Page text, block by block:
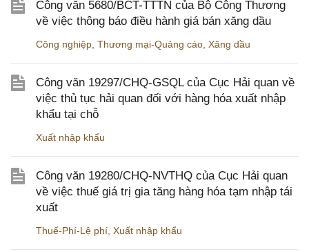
Công văn 5680/BCT-TTTN của Bộ Công Thương
về việc thông báo điều hành giá bán xăng dầu
Công nghiệp Thương mại-Quảng cáo Xăng dầu
Công văn 19297/CHQ-GSQL của Cục Hải quan về
việc thủ tục hải quan đối với hàng hóa xuất nhập
khẩu tại chỗ
Xuất nhập khẩu
Công văn 19280/CHQ-NVTHQ của Cục Hải quan
về việc thuế giá trị gia tăng hàng hóa tạm nhập tái
xuất
Thuế-Phí-Lệ phí Xuất nhập khẩu